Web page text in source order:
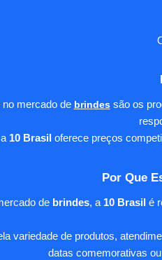
mercado de brindessão os
10 Brasil oferece preços
Por Que
de brindes, a 10 Brasil é
variedade de produtos,
datas comemorativas ou